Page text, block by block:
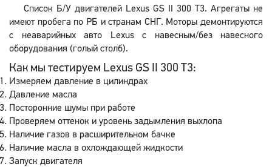
Список Б/У двигателей Lexus GS II 300 T3. Агрегаты не
имеют пробега по РБ и странам СНГ. Моторы демонтируются
с неаварийных авто Lexus с навесным/без навесного
оборудования (голый столб).
Как мы тестируем Lexus GS II 300 T3:
Измеряем давление в цилиндрах
Давление масла
Посторонние шумы при работе
Проверяем оттенок и уровень задымления выхлопа
Наличие газов в расширительном бачке
Наличие масла в охлождающей жидкости
Запуск двигателя